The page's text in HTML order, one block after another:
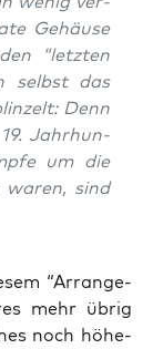
Gehäu­se
“letz­ten
selbst das
Denn
Jahr­hun­
um die
waren, sind
“Arran­ge­
mehr übrig
noch höhe­